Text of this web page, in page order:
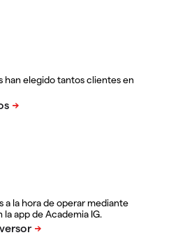
han elegido tantos clientes en
a la hora de operar mediante
app de Academia IG.